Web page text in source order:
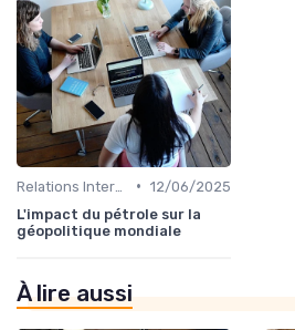
• 12/06/2025
L'impact du pétrole sur la
géopolitique mondiale
À lire aussi